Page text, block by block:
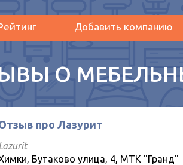
Добавить компанию
О
про Лазурит
Бутаково улица, 4, МТК "Гранд"